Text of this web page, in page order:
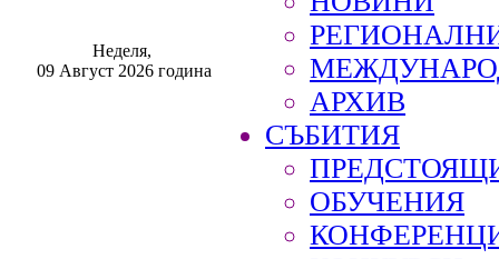
Неделя,
09 Август 2026 година
АРХИВ
СЪБИТИЯ
ОБУЧЕНИЯ